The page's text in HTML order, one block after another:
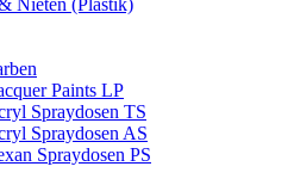
Nieten (Plastik)
Paints LP
Spraydosen TS
Spraydosen AS
Spraydosen PS